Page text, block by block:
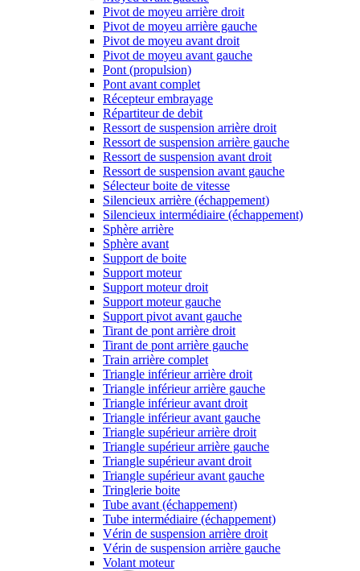
Pivot de moyeu arrière droit
Pivot de moyeu arrière gauche
Pivot de moyeu avant droit
Pivot de moyeu avant gauche
Pont (propulsion)
Pont avant complet
Récepteur embrayage
Répartiteur de debit
Ressort de suspension arrière droit
Ressort de suspension arrière gauche
Ressort de suspension avant droit
Ressort de suspension avant gauche
Sélecteur boite de vitesse
Silencieux arrière (échappement)
Silencieux intermédiaire (échappement)
Sphère arrière
Sphère avant
Support de boite
Support moteur
Support moteur droit
Support moteur gauche
Support pivot avant gauche
Tirant de pont arrière droit
Tirant de pont arrière gauche
Train arrière complet
Triangle inférieur arrière droit
Triangle inférieur arrière gauche
Triangle inférieur avant droit
Triangle inférieur avant gauche
Triangle supérieur arrière droit
Triangle supérieur arrière gauche
Triangle supérieur avant droit
Triangle supérieur avant gauche
Tringlerie boite
Tube avant (échappement)
Tube intermédiaire (échappement)
Vérin de suspension arrière droit
Vérin de suspension arrière gauche
Volant moteur